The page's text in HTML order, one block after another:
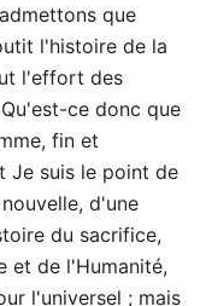
que
l'histoire de la
l'effort des
ce donc que
fin et
Je suis le point de
d'une
du sacrifice,
et de l'Humanité,
l'universel ; mais